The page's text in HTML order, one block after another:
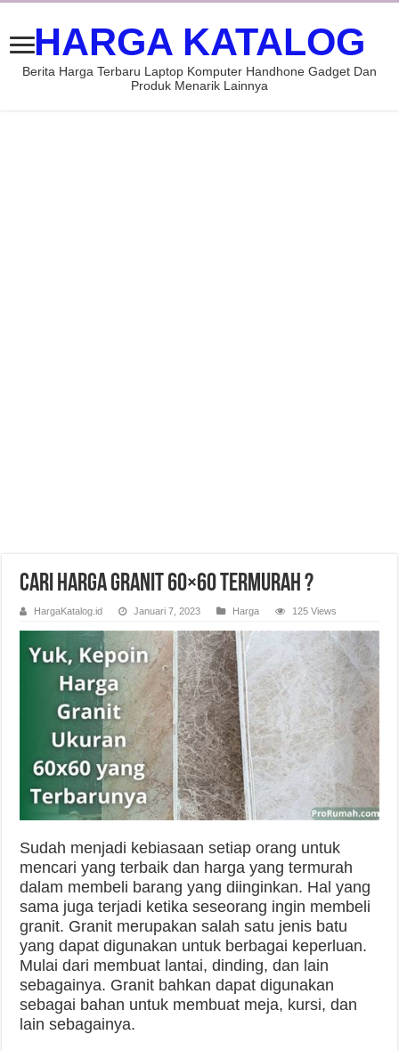
HARGA KATALOG
Berita Harga Terbaru Laptop Komputer Handhone Gadget Dan
Produk Menarik Lainnya
Cari Harga Granit 60×60 Termurah ?
HargaKatalog.id Januari 7, 2023 Harga 125 Views
Sudah menjadi kebiasaan setiap orang untuk
mencari yang terbaik dan harga yang termurah
dalam membeli barang yang diinginkan. Hal yang
sama juga terjadi ketika seseorang ingin membeli
granit. Granit merupakan salah satu jenis batu
yang dapat digunakan untuk berbagai keperluan.
Mulai dari membuat lantai, dinding, dan lain
sebagainya. Granit bahkan dapat digunakan
sebagai bahan untuk membuat meja, kursi, dan
lain sebagainya.